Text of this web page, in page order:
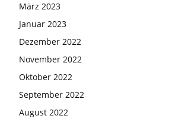
März 2023
Januar 2023
Dezember 2022
November 2022
Oktober 2022
September 2022
August 2022